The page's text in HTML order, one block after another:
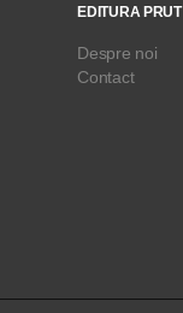
EDITURA PRUT
Despre noi
Contact